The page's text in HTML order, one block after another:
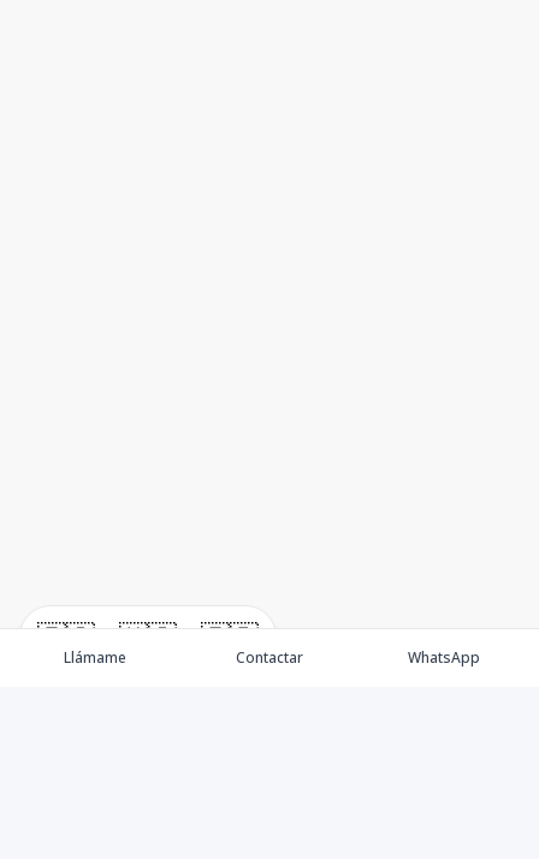
🇪🇸 🇺🇸 🇫🇷
Llámame Contactar WhatsApp